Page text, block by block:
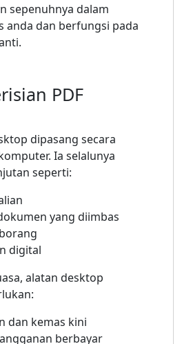
sepenuhnya dalam
anda dan berfungsi pada
PDF
dipasang secara
Ia selalunya
seperti:
yang diimbas
digital
alatan desktop
dan kemas kini
berbayar